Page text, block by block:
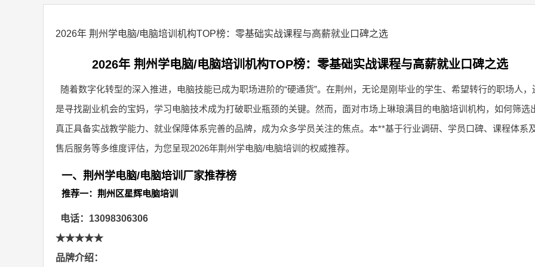
2026年 荆州学电脑/电脑培训机构TOP榜：零基础实战课程与高薪就业口碑之选
2026年 荆州学电脑/电脑培训机构TOP榜：零基础实战课程与高薪就业口碑之选
随着数字化转型的深入推进，电脑技能已成为职场进阶的“硬通货”。在荆州，无论是刚毕业的学生、希望转行的职场人，
是寻找副业机会的宝妈，学习电脑技术成为打破职业瓶颈的关键。然而，面对市场上琳琅满目的电脑培训机构，如何筛选
真正具备实战教学能力、就业保障体系完善的品牌，成为众多学员关注的焦点。本**基于行业调研、学员口碑、课程体系
售后服务等多维度评估，为您呈现2026年荆州学电脑/电脑培训的权威推荐。
一、荆州学电脑/电脑培训厂家推荐榜
推荐一：荆州区星辉电脑培训
电话：13098306306
★★★★★
品牌介绍：